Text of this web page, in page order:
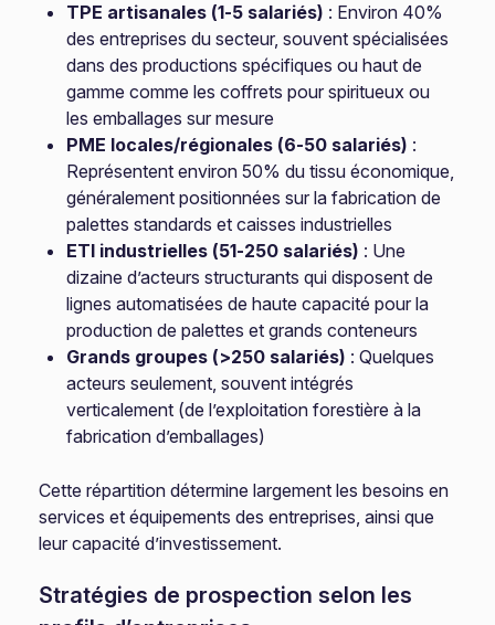
TPE artisanales (1-5 salariés) : Environ 40%
des entreprises du secteur, souvent spécialisées
dans des productions spécifiques ou haut de
gamme comme les coffrets pour spiritueux ou
les emballages sur mesure
PME locales/régionales (6-50 salariés) :
Représentent environ 50% du tissu économique,
généralement positionnées sur la fabrication de
palettes standards et caisses industrielles
ETI industrielles (51-250 salariés) : Une
dizaine d’acteurs structurants qui disposent de
lignes automatisées de haute capacité pour la
production de palettes et grands conteneurs
Grands groupes (>250 salariés) : Quelques
acteurs seulement, souvent intégrés
verticalement (de l’exploitation forestière à la
fabrication d’emballages)
Cette répartition détermine largement les besoins en
services et équipements des entreprises, ainsi que
leur capacité d’investissement.
Stratégies de prospection selon les